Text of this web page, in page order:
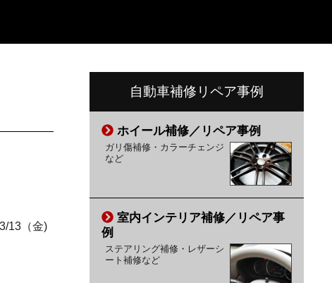
13（金)
自動車補修リペア事例
ホイール補修／リペア事例
ガリ傷補修・カラーチェンジ
など
室内インテリア補修／リペア事
例
ステアリング補修・レザーシ
ート補修など